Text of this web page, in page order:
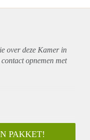
over deze Kamer in
opnemen met
PAKKET!